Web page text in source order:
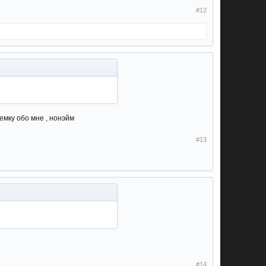
#12
обо мне , нонэйм
#13
#14